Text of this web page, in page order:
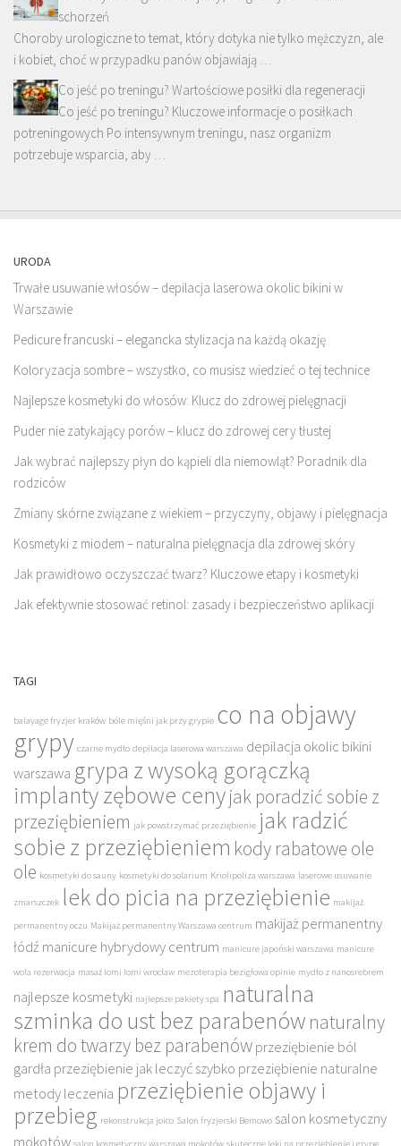
schorzeń
Choroby urologiczne to temat, który dotyka nie tylko mężczyzn, ale
i kobiet, choć w przypadku panów objawiają …
Co jeść po treningu? Wartościowe posiłki dla regeneracji
Co jeść po treningu? Kluczowe informacje o posiłkach
potreningowych Po intensywnym treningu, nasz organizm
potrzebuje wsparcia, aby …
URODA
Trwałe usuwanie włosów – depilacja laserowa okolic bikini w
Warszawie
Pedicure francuski – elegancka stylizacja na każdą okazję
Koloryzacja sombre – wszystko, co musisz wiedzieć o tej technice
Najlepsze kosmetyki do włosów: Klucz do zdrowej pielęgnacji
Puder nie zatykający porów – klucz do zdrowej cery tłustej
Jak wybrać najlepszy płyn do kąpieli dla niemowląt? Poradnik dla
rodziców
Zmiany skórne związane z wiekiem – przyczyny, objawy i pielęgnacja
Kosmetyki z miodem – naturalna pielęgnacja dla zdrowej skóry
Jak prawidłowo oczyszczać twarz? Kluczowe etapy i kosmetyki
Jak efektywnie stosować retinol: zasady i bezpieczeństwo aplikacji
TAGI
balayage fryzjer kraków bóle mięśni jak przy grypie co na objawy
grypy czarne mydło depilacja laserowa warszawa depilacja okolic bikini
warszawa grypa z wysoką gorączką
implanty zębowe cenyjak poradzić sobie z
przeziębieniem jak powstrzymać przeziębienie jak radzić
sobie z przeziębieniem kody rabatowe ole
ole kosmetyki do sauny kosmetyki do solarium Kriolipoliza warszawa laserowe usuwanie
zmarszczek lek do picia na przeziębienie makijaż
permanentny oczu Makijaż permanentny Warszawa centrum makijaż permanentny
łódź manicure hybrydowy centrum manicure japoński warszawa manicure
wola rezerwacja masaż lomi lomi wrocław mezoterapia bezigłowa opinie mydło z nanosrebrem
najlepsze kosmetyki najlepsze pakiety spa naturalna
szminka do ust bez parabenów naturalny
krem do twarzy bez parabenówprzeziębienie ból
gardła przeziębienie jak leczyć szybko przeziębienie naturalne
metody leczenia przeziębienie objawy i
przebieg rekonstrukcja joico Salon fryzjerski Bemowo salon kosmetyczny